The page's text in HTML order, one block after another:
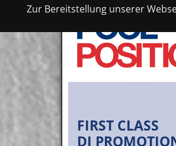
Zur Bereitstellung unserer
FIRST CLASS
DJ